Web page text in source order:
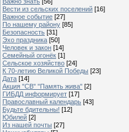
Вести из сельских поселений [16]
Важное событие [27]
По нашему району [85]
Безопасность [31]
Эхо праздника [50]
Человек и закон [14]
Семейный огонёк [1]
Сельское хозяйство [24]
К 70-летию Великой Победы [23]
Дата [14]
Акция "СВ" "Память жива" [2]
ГИБДД информирует [17]
Православный календарь [43]
Будьте бдительны! [12]
Юбилей [2]
Из нашей почты [27]